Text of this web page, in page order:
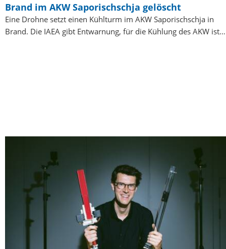
Brand im AKW Saporischschja gelöscht
Eine Drohne setzt einen Kühlturm im AKW Saporischschja in
Brand. Die IAEA gibt Entwarnung, für die Kühlung des AKW ist…